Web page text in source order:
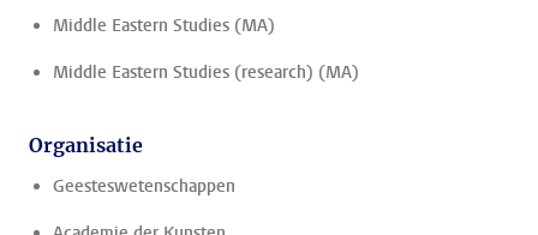
Middle Eastern Studies (MA)
Middle Eastern Studies (research) (MA)
Organisatie
Geesteswetenschappen